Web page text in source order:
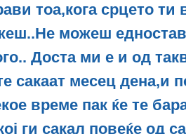
тоа,кога срцето
можеш
Доста ми е и од
сакаат месец дена,и
време пак ќе те
ги сакал повеќе од